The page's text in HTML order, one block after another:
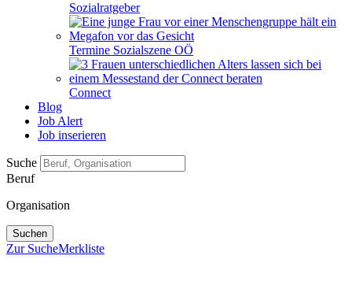
Sozialratgeber
Termine Sozialszene OÖ
Connect
Blog
Job Alert
Job inserieren
Suche
Beruf
Organisation
Suchen
Zur SucheMerkliste